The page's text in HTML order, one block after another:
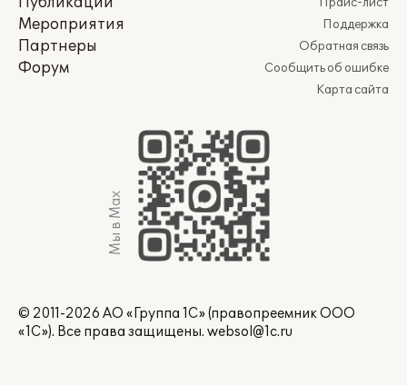
Мероприятия
Партнеры
Форум
Поддержка
Обратная связь
Сообщить об ошибке
Карта сайта
Мы в Max
© 2011-2026 АО «Группа 1С» (правопреемник ООО
«1С»). Все права защищены. websol@1c.ru